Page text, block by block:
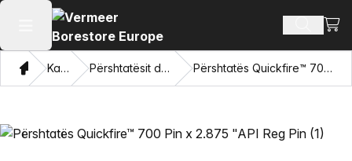
Hap menunë kryesore
ShqipKatalogu Përshtatësit dhe sytë tërheqës Përshtatës Quickfire™ 700 Pin x 2.875 "API Reg Pin